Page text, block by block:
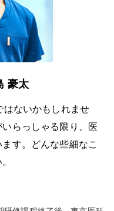
豪太
はないかもしれませ
らっしゃる限り、医
す。どんな些細なこ